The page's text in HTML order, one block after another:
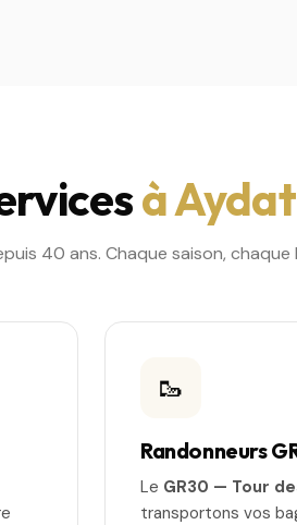
à Aydat
40 ans. Chaque saison, chaque
🥾
Randonneurs
Le GR30 — Tour
transportons vos